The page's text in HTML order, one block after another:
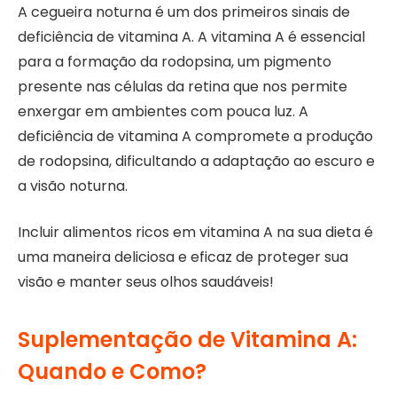
A cegueira noturna é um dos primeiros sinais de
deficiência de vitamina A. A vitamina A é essencial
para a formação da rodopsina, um pigmento
presente nas células da retina que nos permite
enxergar em ambientes com pouca luz. A
deficiência de vitamina A compromete a produção
de rodopsina, dificultando a adaptação ao escuro e
a visão noturna.
Incluir alimentos ricos em vitamina A na sua dieta é
uma maneira deliciosa e eficaz de proteger sua
visão e manter seus olhos saudáveis!
Suplementação de Vitamina A:
Quando e Como?